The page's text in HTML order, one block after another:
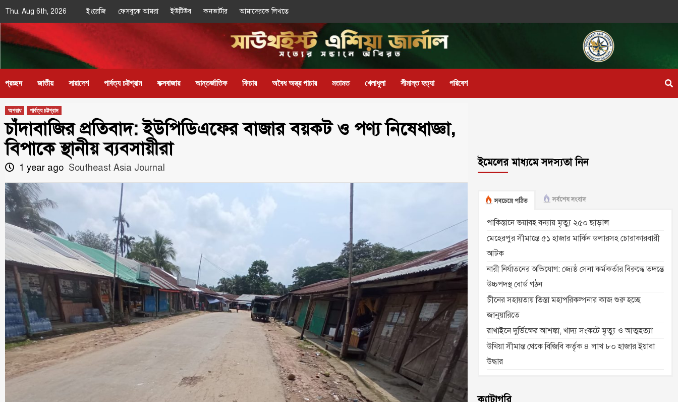
Skip
content
Thu. Aug 6th, 2026 ইংরেজি ফেসবুকে আমরা ইউটিউব কনভার্টার আমাদেরকে লিখতে
Southeast
Asia Journal
IN SEARCH OF THE TRUTH
প্রচ্ছদ জাতীয় সারাদেশ পার্বত্য চট্টগ্রাম কক্সবাজার আন্তর্জাতিক ফিচার অবৈধ অস্ত্র পাচার মতামত খেলাধুলা সীমান্ত হত্যা পরিবেশ
অপরাধ পার্বত্য চট্টগ্রাম
চাঁদাবাজির প্রতিবাদ: ইউপিডিএফের বাজার বয়কট ও পণ্য নিষেধাজ্ঞা,
বিপাকে স্থানীয় ব্যবসায়ীরা
1 year ago Southeast Asia Journal ইমেলের মাধ্যমে সদস্যতা নিন
সবচেয়ে পঠিত সর্বশেষ সংবাদ
পাকিস্তানে ভয়াবহ বন্যায় মৃত্যু ২৫০ ছাড়াল
মেহেরপুর সীমান্তে ৫১ হাজার মার্কিন ডলারসহ চোরাকারবারী
আটক
নারী নির্যাতনের অভিযোগ: জ্যেষ্ঠ সেনা কর্মকর্তার বিরুদ্ধে তদন্তে
উচ্চপদস্থ বোর্ড গঠন
চীনের সহায়তায় তিস্তা মহাপরিকল্পনার কাজ শুরু হচ্ছে
জানুয়ারিতে
রাখাইনে দুর্ভিক্ষের আশঙ্কা, খাদ্য সংকটে মৃত্যু ও আত্মহত্যা
উখিয়া সীমান্ত থেকে বিজিবি কর্তৃক ৪ লাখ ৮০ হাজার ইয়াবা
উদ্ধার